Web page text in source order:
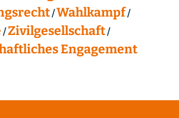
Wahlkampf
Zivilgesellschaft
Engagement